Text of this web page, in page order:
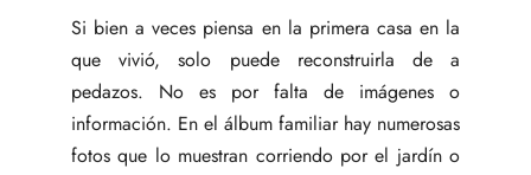
Si bien a veces piensa en la primera casa en la
que vivió, solo puede reconstruirla de a
pedazos. No es por falta de imágenes o
información. En el álbum familiar hay numerosas
fotos que lo muestran corriendo por el jardín o